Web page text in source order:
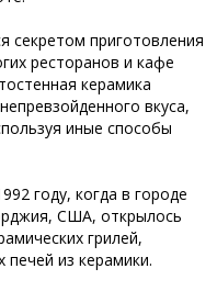
секретом приготовления
ресторанов и кафе
керамика
вкуса,
иные способы
году, когда в городе
США, открылось
грилей,
печей из керамики.